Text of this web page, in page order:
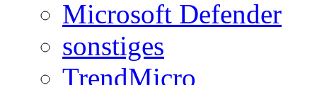
Microsoft Defender
sonstiges
TrendMicro